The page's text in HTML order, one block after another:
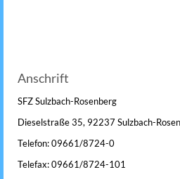
Anschrift
SFZ Sulzbach-Rosenberg
Dieselstraße 35, 92237 Sulzbach-
Telefon: 09661/8724-0
Telefax: 09661/8724-101